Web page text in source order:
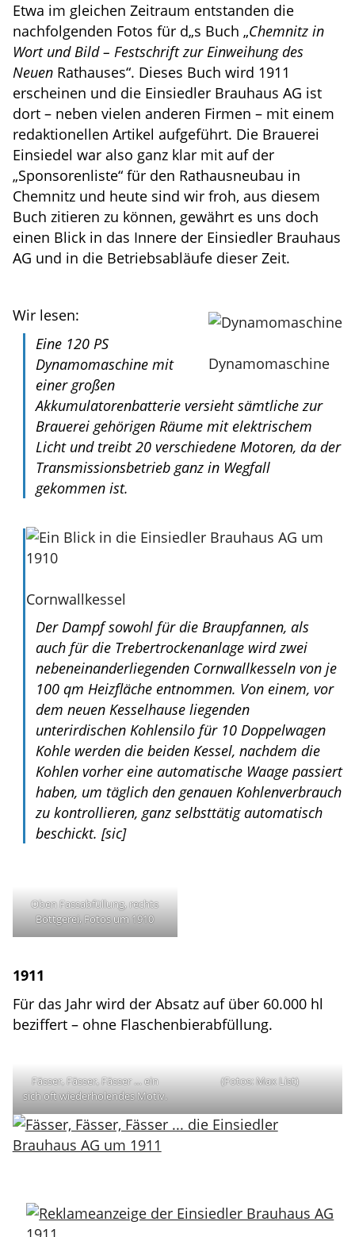
Etwa im gleichen Zeitraum entstanden die
nachfolgenden Fotos für d„s Buch „Chemnitz in
Wort und Bild – Festschrift zur Einweihung des
Neuen Rathauses“. Dieses Buch wird 1911
erscheinen und die Einsiedler Brauhaus AG ist
dort – neben vielen anderen Firmen – mit einem
redaktionellen Artikel aufgeführt. Die Brauerei
Einsiedel war also ganz klar mit auf der
„Sponsorenliste“ für den Rathausneubau in
Chemnitz und heute sind wir froh, aus diesem
Buch zitieren zu können, gewährt es uns doch
einen Blick in das Innere der Einsiedler Brauhaus
AG und in die Betriebsabläufe dieser Zeit.
Dynamomaschine
Wir lesen:
Eine 120 PS
Dynamomaschine mit
einer großen
Akkumulatorenbatterie versieht sämtliche zur
Brauerei gehörigen Räume mit elektrischem
Licht und treibt 20 verschiedene Motoren, da der
Transmissionsbetrieb ganz in Wegfall
gekommen ist.
Cornwallkessel
Der Dampf sowohl für die Braupfannen, als
auch für die Trebertrockenanlage wird zwei
nebeneinanderliegenden Cornwallkesseln von je
100 qm Heizfläche entnommen. Von einem, vor
dem neuen Kesselhause liegenden
unterirdischen Kohlensilo für 10 Doppelwagen
Kohle werden die beiden Kessel, nachdem die
Kohlen vorher eine automatische Waage passiert
haben, um täglich den genauen Kohlenverbrauch
zu kontrollieren, ganz selbsttätig automatisch
beschickt. [sic]
Oben Fassabfüllung, rechts
Böttgerei, Fotos um 1910
1911
Für das Jahr wird der Absatz auf über 60.000 hl
beziffert – ohne Flaschenbierabfüllung.
Fässer, Fässer, Fässer … ein
sich oft wiederholendes Motiv.
(Fotos: Max List)